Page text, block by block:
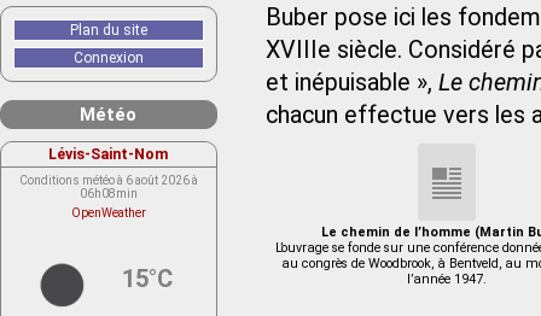
Buber pose ici les
XVIIIe siècle. Considéré
et inépuisable », Le
chacun effectue vers les
Le chemin de l’homme (Martin
L’ouvrage se fonde sur une conférence
au congrès de Woodbrook, à Bentveld, au
l’année 1947.
Plan du site
Connexion
Météo
Lévis-Saint-Nom
Conditions météo à 6 août 2026 à
06h08min
OpenWeather
15°C